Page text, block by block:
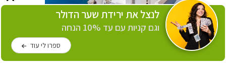
לבחירת מסלול ביוון
לנצל את ירידת שער הדולר
וגם קניות עם עד 10% הנחה
ספרו לי עוד